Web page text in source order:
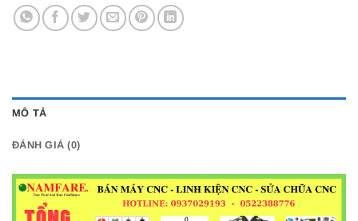
MÔ TẢ
ĐÁNH GIÁ (0)